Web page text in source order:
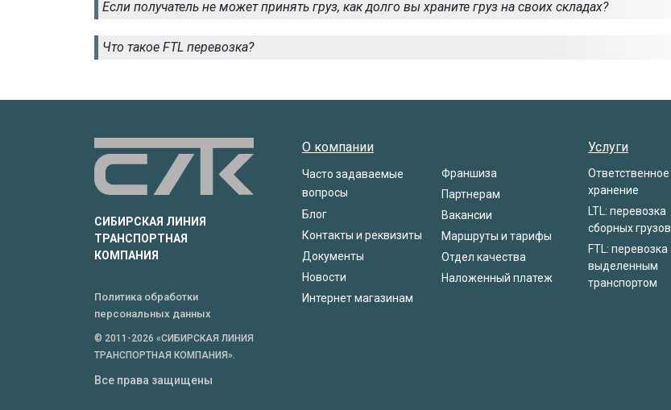
Если получатель не может принять груз, как долго вы храните груз на своих складах?
Что такое FTL перевозка?
СИБИРСКАЯ ЛИНИЯ
ТРАНСПОРТНАЯ
КОМПАНИЯ
Политика обработки
персональных данных
© 2011-2026 «СИБИРСКАЯ ЛИНИЯ
ТРАНСПОРТНАЯ КОМПАНИЯ».
Все права защищены
О компании
Часто задаваемые
вопросы
Блог
Контакты и реквизиты
Документы
Новости
Интернет магазинам
Франшиза
Партнерам
Вакансии
Маршруты и тарифы
Отдел качества
Наложенный платеж
Услуги
Ответственное
хранение
LTL: перевозка
сборных грузов
FTL: перевозка
выделенным
транспортом